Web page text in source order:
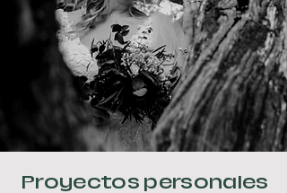
Proyectos personales